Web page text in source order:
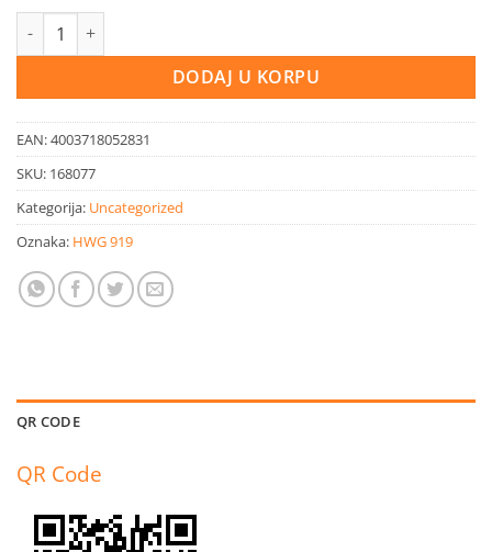
AL-KO dvostruki remen za motorni trimer količina
DODAJ U KORPU
EAN:4003718052831
SKU: 168077
Kategorija: Uncategorized
Oznaka: HWG 919
QR CODE
QR Code